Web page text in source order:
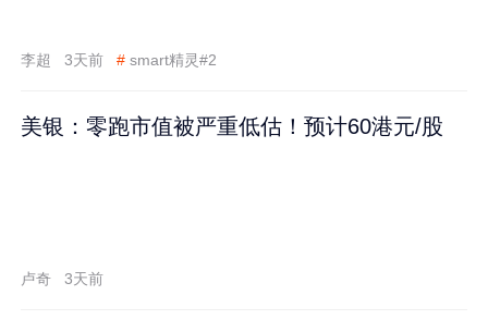
李超 3天前 # smart精灵#2
美银：零跑市值被严重低估！预计60港元/股
卢奇 3天前